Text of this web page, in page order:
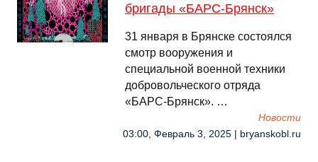
бригады «БАРС-Брянск»
31 января в Брянске состоялся
смотр вооружения и
специальной военной техники
добровольческого отряда
«БАРС-Брянск». …
Новости
03:00, Февраль 3, 2025 | bryanskobl.ru